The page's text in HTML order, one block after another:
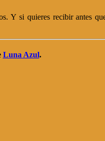
Y si quieres recibir antes
Luna Azul.